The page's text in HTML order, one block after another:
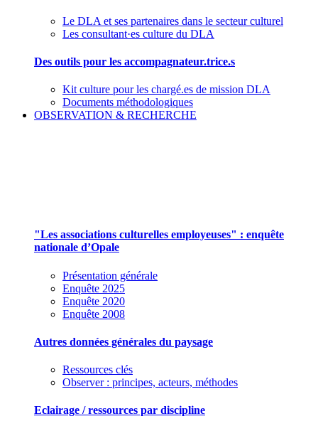
Le DLA et ses partenaires dans le secteur culturel
Les consultant·es culture du DLA
Des outils pour les accompagnateur.trice.s
Kit culture pour les chargé.es de mission DLA
Documents méthodologiques
OBSERVATION & RECHERCHE
"Les associations culturelles employeuses" : enquête
nationale d’Opale
Présentation générale
Enquête 2025
Enquête 2020
Enquête 2008
Autres données générales du paysage
Ressources clés
Observer : principes, acteurs, méthodes
Eclairage / ressources par discipline